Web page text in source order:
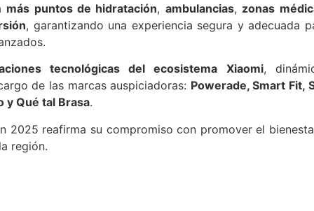
más puntos de hidratación, ambulancias, zonas
, garantizando una experiencia segura y adecuada
tecnológicas del ecosistema Xiaomi,
de las marcas auspiciadoras: Powerade, Smart Fit,
y Qué tal Brasa.
2025 reafirma su compromiso con promover el
región.